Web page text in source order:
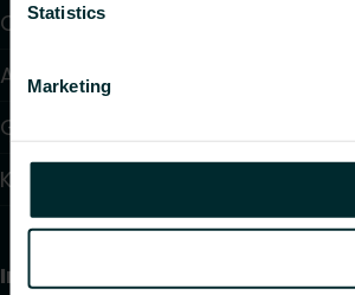
Statistics
Marketing
O nas
Artykuły
Gdzie kupić
Kontakt
Informacja